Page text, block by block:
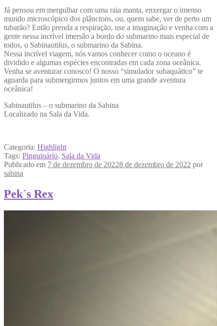
Já pensou em mergulhar com uma raia manta, enxergar o imenso
mundo microscópico dos plânctons, ou, quem sabe, ver de perto um
tubarão? Então prenda a respiração, use a imaginação e venha com a
gente nessa incrível imersão a bordo do submarino mais especial de
todos, o Sabinautilus, o submarino da Sabina.
Nessa incrível viagem, nós vamos conhecer como o oceano é
dividido e algumas espécies encontradas em cada zona oceânica.
Venha se aventurar conosco! O nosso “simulador subaquático” te
aguarda para submergirmos juntos em uma grande aventura
oceânica!
Sabinautilus – o submarino da Sabina
Localizado na Sala da Vida.
Categoria: Highlight
Tags: Pinguinário, Sala da Vida
Publicado em 7 de dezembro de 20228 de dezembro de 2022 por
sabina
Pek´s Rex